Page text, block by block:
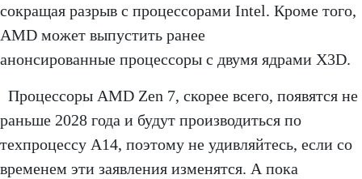
сокращая разрыв с процессорами Intel. Кроме того,
AMD может выпустить ранее
анонсированные процессоры с двумя ядрами X3D.
Процессоры AMD Zen 7, скорее всего, появятся не
раньше 2028 года и будут производиться по
техпроцессу A14, поэтому не удивляйтесь, если со
временем эти заявления изменятся. А пока